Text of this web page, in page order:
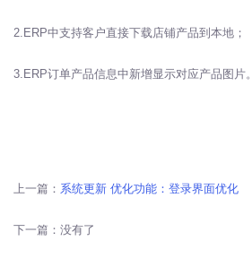
2.ERP中支持客户直接下载店铺产品到本地；
3.ERP订单产品信息中新增显示对应产品图片。
上一篇： 系统更新 优化功能：登录界面优化
下一篇： 没有了